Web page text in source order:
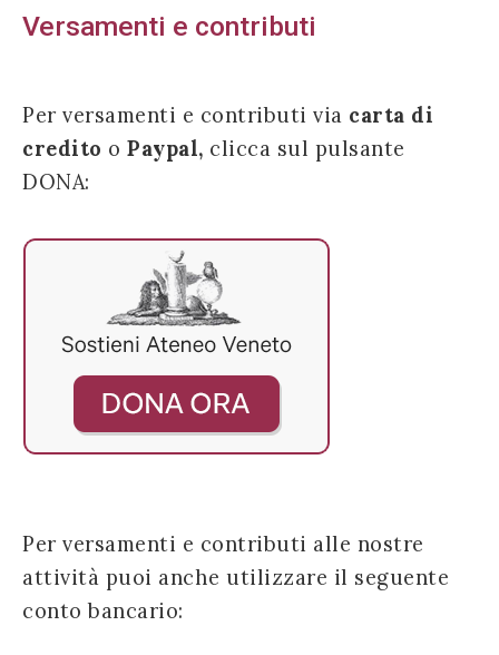
Versamenti e contributi
Per versamenti e contributi via carta di
credito o Paypal, clicca sul pulsante
DONA:
Per versamenti e contributi alle nostre
attività puoi anche utilizzare il seguente
conto bancario:
Acconsento
all'uso dei
personali in
decreto
legislativo
196/03
successo!